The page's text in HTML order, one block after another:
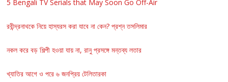
5 Bengali TV Serials that May Soon Go Off-Air
রবীন্দ্রনাথকে নিয়ে হাস্যরস করা যাবে না কেন? প্রশ্ন তসলিমার
নকল করে বড় শিল্পী হওয়া যায় না, রানু প্রসঙ্গে মন্তব্য লতার
খ্যাতির আগে ও পরে ৬ জনপ্রিয় টেলিতারকা